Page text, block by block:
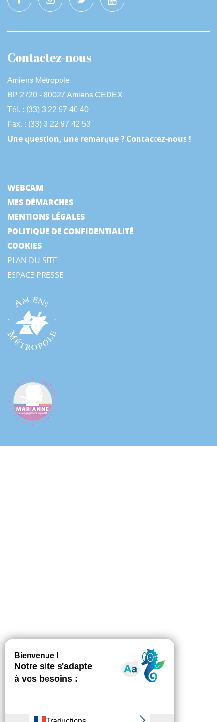
Contactez-nous
Amiens Métropole
BP 2720 - 80027 Amiens CEDEX
Tél. : (33) 3 22 97 40 40
Fax. : (33) 3 22 97 42 53
Une question, une remarque ? Contactez-nous !
WEBCAM
MES DÉMARCHES
MENTIONS LÉGALES
POLITIQUE DE CONFIDENTIALITÉ
COOKIES
PLAN DU SITE
ESPACE PRESSE